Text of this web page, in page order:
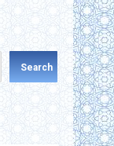
Search